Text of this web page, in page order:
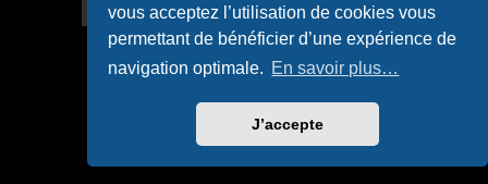
vous acceptez l’utilisation de cookies vous
permettant de bénéficier d’une expérience de
navigation optimale. En savoir plus…
J’accepte